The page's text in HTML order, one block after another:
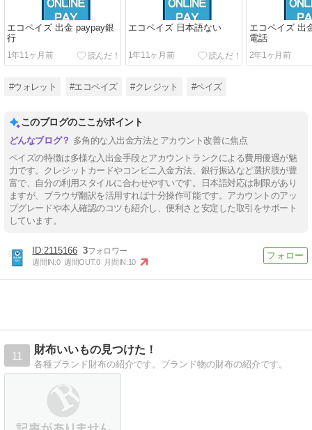
エコペイズ 出金 paypay銀
行
1年11ヶ月前
エコペイズ 日本語ない
1年11ヶ月前
エコペイズ 出
電話
2年1ヶ月前
#ウォレット #エコペイズ #クレジット #ペイズ
このブログのここがポイント
多角的な入出金方法とアカウント改善に焦点
ペイズの特徴は多様な入出金手段とアカウントランクによる費用優遇が魅
力です。クレジットカードやコンビニ入金方法、銀行振込など選択肢が豊
富で、自分の利用スタイルに合わせやすいです。日本語対応は制限があり
ますが、ブラウザ翻訳を活用すれば十分操作可能です。アカウントのアッ
プグレードや本人確認のコツも紹介し、便利さと安定した取引をサポート
しています。
2115166 3
週間IN:0 週間OUT:0 月間IN:10
11
財布いいもの見つけた！
各種ブランド財布の紹介です。ブランド物の財布の紹介です。